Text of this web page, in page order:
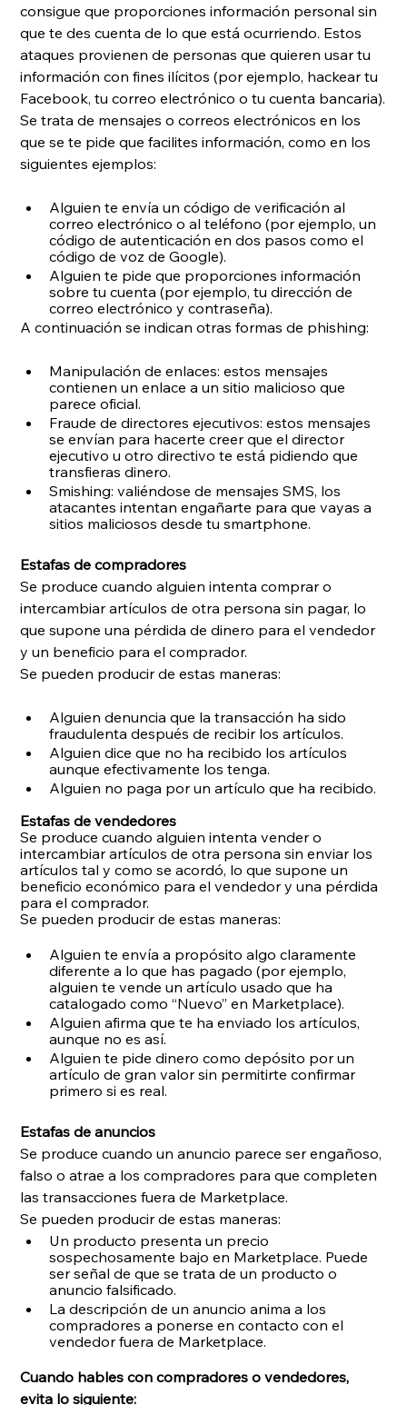
consigue que proporciones información personal sin
que te des cuenta de lo que está ocurriendo. Estos
ataques provienen de personas que quieren usar tu
información con fines ilícitos (por ejemplo, hackear tu
Facebook, tu correo electrónico o tu cuenta bancaria).
Se trata de mensajes o correos electrónicos en los
que se te pide que facilites información, como en los
siguientes ejemplos:
Alguien te envía un código de verificación al
correo electrónico o al teléfono (por ejemplo, un
código de autenticación en dos pasos como el
código de voz de Google).
Alguien te pide que proporciones información
sobre tu cuenta (por ejemplo, tu dirección de
correo electrónico y contraseña).
A continuación se indican otras formas de phishing:
Manipulación de enlaces: estos mensajes
contienen un enlace a un sitio malicioso que
parece oficial.
Fraude de directores ejecutivos: estos mensajes
se envían para hacerte creer que el director
ejecutivo u otro directivo te está pidiendo que
transfieras dinero.
Smishing: valiéndose de mensajes SMS, los
atacantes intentan engañarte para que vayas a
sitios maliciosos desde tu smartphone.
Estafas de compradores
Se produce cuando alguien intenta comprar o
intercambiar artículos de otra persona sin pagar, lo
que supone una pérdida de dinero para el vendedor
y un beneficio para el comprador.
Se pueden producir de estas maneras:
Alguien denuncia que la transacción ha sido
fraudulenta después de recibir los artículos.
Alguien dice que no ha recibido los artículos
aunque efectivamente los tenga.
Alguien no paga por un artículo que ha recibido.
Estafas de vendedores
Se produce cuando alguien intenta vender o
intercambiar artículos de otra persona sin enviar los
artículos tal y como se acordó, lo que supone un
beneficio económico para el vendedor y una pérdida
para el comprador.
Se pueden producir de estas maneras:
Alguien te envía a propósito algo claramente
diferente a lo que has pagado (por ejemplo,
alguien te vende un artículo usado que ha
catalogado como “Nuevo” en Marketplace).
Alguien afirma que te ha enviado los artículos,
aunque no es así.
Alguien te pide dinero como depósito por un
artículo de gran valor sin permitirte confirmar
primero si es real.
Estafas de anuncios
Se produce cuando un anuncio parece ser engañoso,
falso o atrae a los compradores para que completen
las transacciones fuera de Marketplace.
Se pueden producir de estas maneras:
Un producto presenta un precio
sospechosamente bajo en Marketplace. Puede
ser señal de que se trata de un producto o
anuncio falsificado.
La descripción de un anuncio anima a los
compradores a ponerse en contacto con el
vendedor fuera de Marketplace.
Cuando hables con compradores o vendedores,
evita lo siguiente: